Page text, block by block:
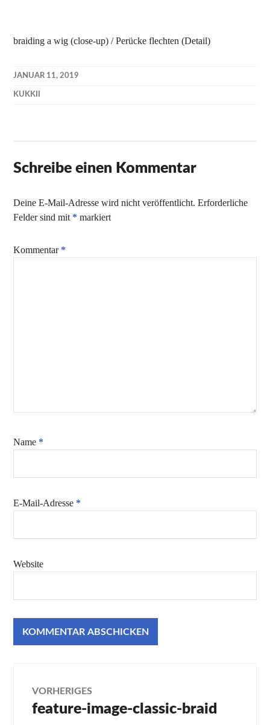
braiding a wig (close-up) / Perücke flechten (Detail)
JANUAR 11, 2019
KUKKII
Schreibe einen Kommentar
Deine E-Mail-Adresse wird nicht veröffentlicht. Erforderliche
Felder sind mit * markiert
Kommentar *
Name *
E-Mail-Adresse *
Website
VORHERIGES
Vorheriger
feature-image-classic-braid